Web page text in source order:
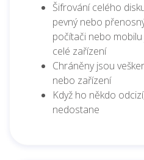
Šifrování celého
pevný nebo
počítači nebo
celé zařízení
Chráněny jsou
nebo zařízení
Když ho někdo
nedostane